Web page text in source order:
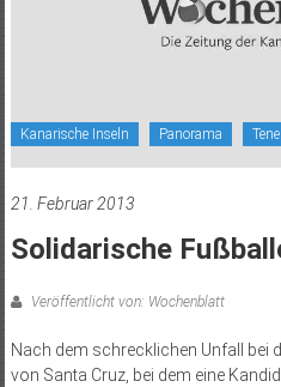
Kanarische Inseln Panorama
21. Februar 2013
Solidarische
Veröffentlicht von: Wochenblatt
Nach dem schrecklichen Unfall bei
von Santa Cruz, bei dem eine